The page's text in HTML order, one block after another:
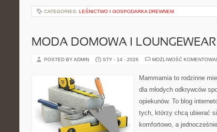
CATEGORIES: LEŚNICTWO I GOSPODARKA DREWNEM
MODA DOMOWA I LOUNGEWEAR
POSTED BY ADMIN STY - 14 - 2026 MOŻLIWOŚĆ
Mammamia to rodzinne
dla młodych odkrywców
opiekunów. To blog
tych, którzy chcą ubierać
komfortowo, a